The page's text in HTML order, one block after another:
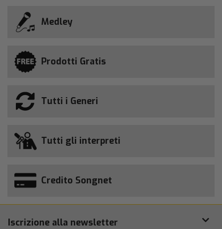
Medley
Prodotti Gratis
Tutti i Generi
Tutti gli interpreti
Credito Songnet
Iscrizione alla newsletter